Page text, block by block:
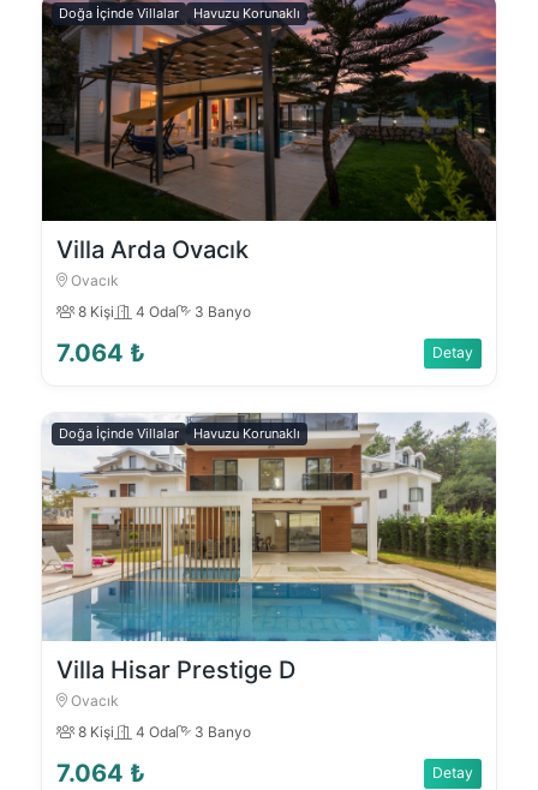
Doğa İçinde Villalar Havuzu Korunaklı
Villa Arda Ovacık
Ovacık
8 Kişi
4 Oda 3 Banyo
7.064 ₺ Detay
Doğa İçinde Villalar Havuzu Korunaklı
Villa Hisar Prestige D
Ovacık
8 Kişi
4 Oda 3 Banyo
7.064 ₺ Detay